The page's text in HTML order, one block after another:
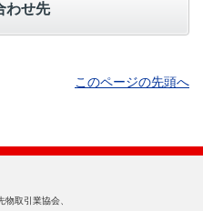
わせ先
このページの先頭へ
取引業協会、